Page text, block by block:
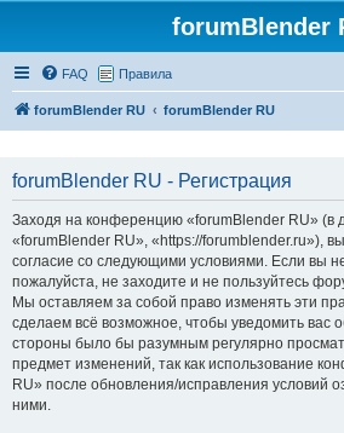
forumBlender
FAQ Правила
forumBlender RU forumBlender RU
forumBlender RU - Регистрация
Заходя на конференцию «forumBlender RU»
«forumBlender RU», «https://forumblender.ru»),
согласие со следующими условиями. Если вы
пожалуйста, не заходите и не пользуйтесь
Мы оставляем за собой право изменять эти
сделаем всё возможное, чтобы уведомить вас
стороны было бы разумным регулярно
предмет изменений, так как использование
RU» после обновления/исправления условий
ними.